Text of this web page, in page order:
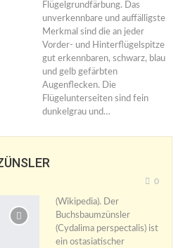
Flügelgrundfärbung. Das
unverkennbare und auffälligste
Merkmal sind die an jeder
Vorder- und Hinterflügelspitze
gut erkennbaren, schwarz, blau
und gelb gefärbten
Augenflecken. Die
Flügelunterseiten sind fein
dunkelgrau und…
0
(Wikipedia). Der
Buchsbaumzünsler
(Cydalima perspectalis) ist
ein ostasiatischer